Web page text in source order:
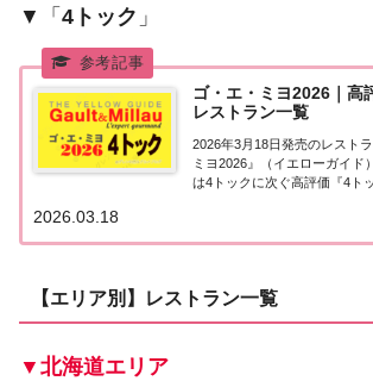
▼「 4トック 」
ゴ・エ・ミヨ2026｜高
レストラン一覧
2026年3月18日発売のレスト
ミヨ2026』（イエローガイド
は4トックに次ぐ高評価『4ト
ック』ゴ・エ・ミヨ2026で『
お店は46軒。2025年版と比...
2026.03.18
【エリア別】レストラン一覧
▼北海道エリア